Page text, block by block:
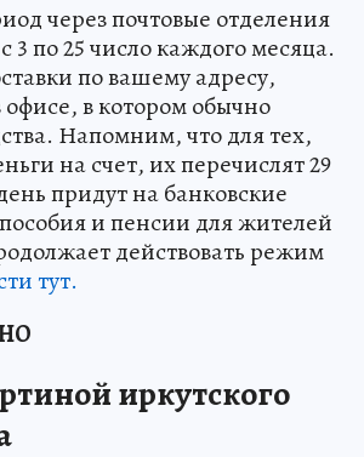
через почтовые отделения
3 по 25 число каждого месяца.
по вашему адресу,
в котором обычно
Напомним, что для тех,
на счет, их перечислят 29
придут на банковские
и пенсии для жителей
действовать режим
тут.
иркутского